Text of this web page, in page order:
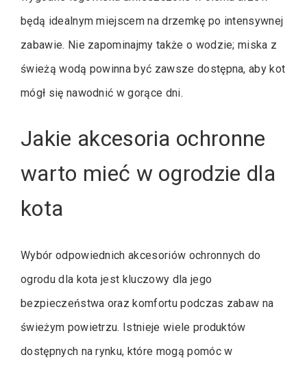
będą idealnym miejscem na drzemkę po intensywnej
zabawie. Nie zapominajmy także o wodzie; miska z
świeżą wodą powinna być zawsze dostępna, aby kot
mógł się nawodnić w gorące dni.
Jakie akcesoria ochronne
warto mieć w ogrodzie dla
kota
Wybór odpowiednich akcesoriów ochronnych do
ogrodu dla kota jest kluczowy dla jego
bezpieczeństwa oraz komfortu podczas zabaw na
świeżym powietrzu. Istnieje wiele produktów
dostępnych na rynku, które mogą pomóc w